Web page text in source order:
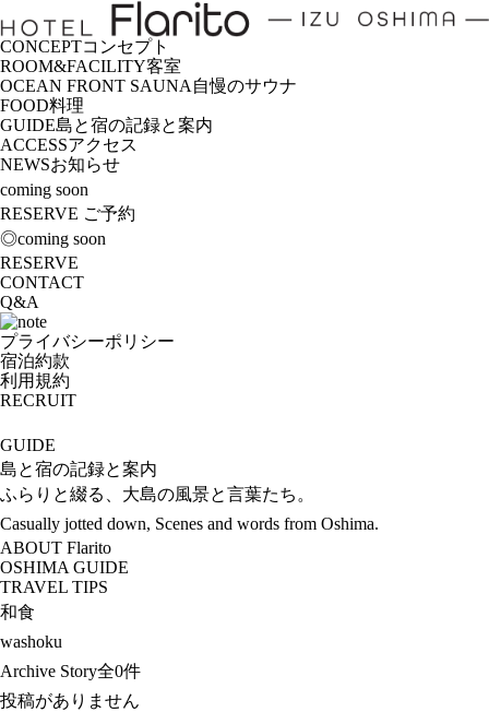
CONCEPTコンセプト
ROOM&FACILITY客室
OCEAN FRONT SAUNA自慢のサウナ
FOOD料理
GUIDE島と宿の記録と案内
ACCESSアクセス
NEWSお知らせ
coming soon
RESERVE ご予約
◎coming soon
RESERVE
CONTACT
Q&A
プライバシーポリシー
宿泊約款
利用規約
RECRUIT
GUIDE
島と宿の記録と案内
ふらりと綴る、大島の風景と言葉たち。
Casually jotted down, Scenes and words from Oshima.
ABOUT Flarito
OSHIMA GUIDE
TRAVEL TIPS
和食
washoku
Archive Story全0件
投稿がありません